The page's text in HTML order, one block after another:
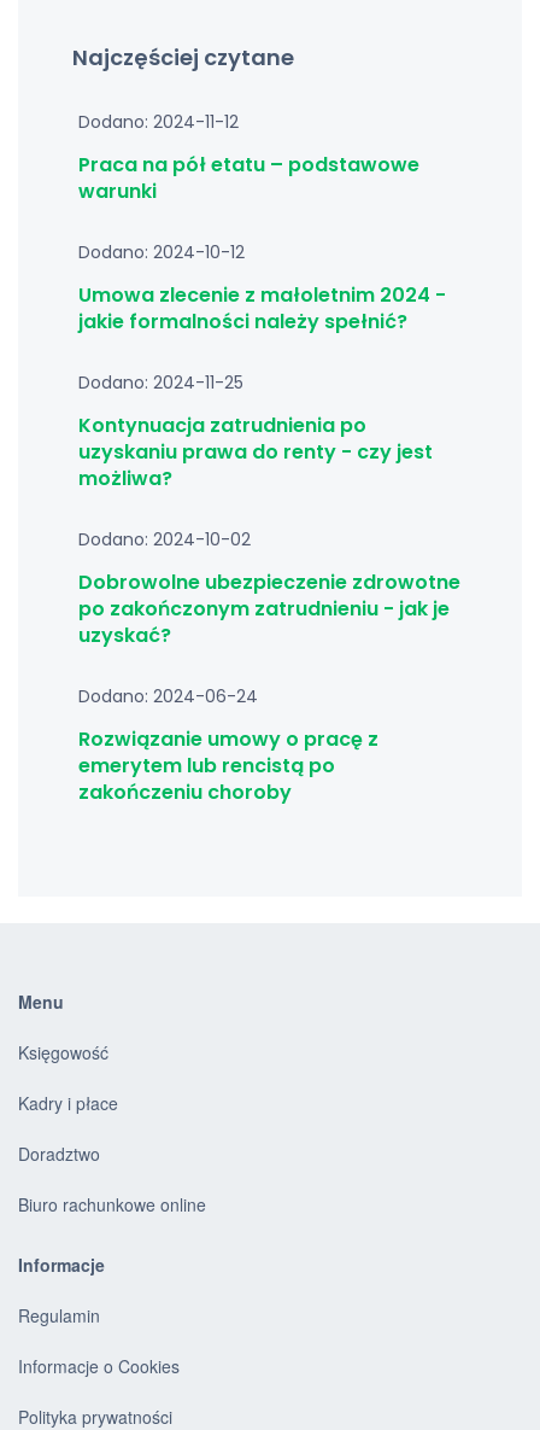
Najczęściej czytane
Dodano: 2024-11-12
Praca na pół etatu – podstawowe
warunki
Dodano: 2024-10-12
Umowa zlecenie z małoletnim 2024 -
jakie formalności należy spełnić?
Dodano: 2024-11-25
Kontynuacja zatrudnienia po
uzyskaniu prawa do renty - czy jest
możliwa?
Dodano: 2024-10-02
Dobrowolne ubezpieczenie zdrowotne
po zakończonym zatrudnieniu - jak je
uzyskać?
Dodano: 2024-06-24
Rozwiązanie umowy o pracę z
emerytem lub rencistą po
zakończeniu choroby
Menu
Księgowość
Kadry i płace
Doradztwo
Biuro rachunkowe online
Informacje
Regulamin
Informacje o Cookies
Polityka prywatności